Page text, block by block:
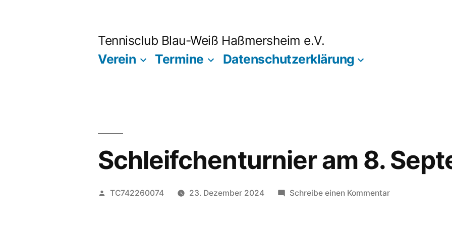
Tennisclub Blau-Weiß Haßmersheim e.V.
Verein
Termine Datenschutzerklärung
Schleifchenturnier am 8.
Veröffentlicht
TC742260074 23. Dezember 2024 Schreibe einen Kommentarzu